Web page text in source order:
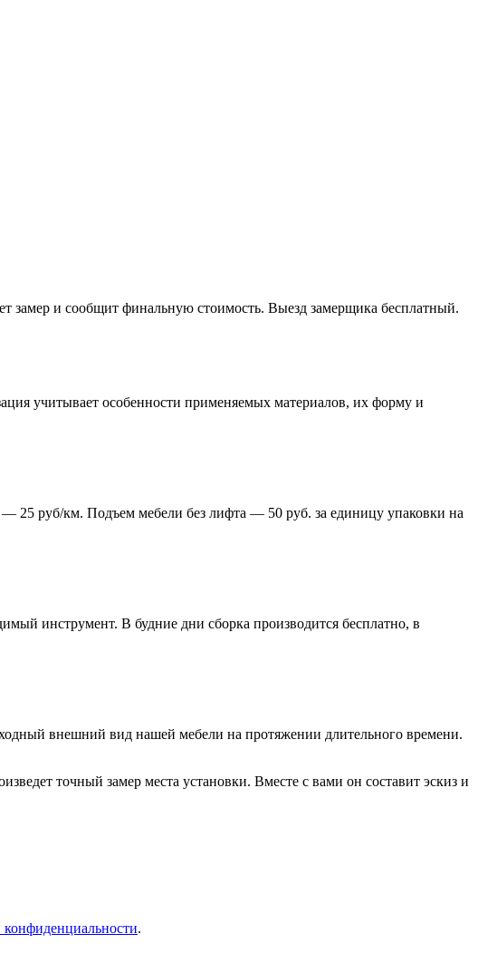
замер и сообщит финальную стоимость. Выезд замерщика бесплатный.
учитывает особенности применяемых материалов, их форму и
25 руб/км. Подъем мебели без лифта — 50 руб. за единицу упаковки на
инструмент. В будние дни сборка производится бесплатно, в
внешний вид нашей мебели на протяжении длительного времени.
точный замер места установки. Вместе с вами он составит эскиз и
конфиденциальности.